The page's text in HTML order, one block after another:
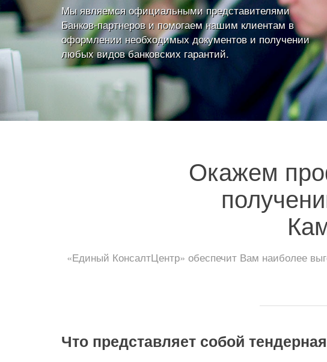
Мы являемся официальными представителями
Банков-партнеров и помогаем нашим клиентам в
оформлении необходимых документов и получении
любых видов банковских гарантий.
Окажем
«Единый КонсалтЦентр» обеспечит Вам наиболее
Что представляет собой